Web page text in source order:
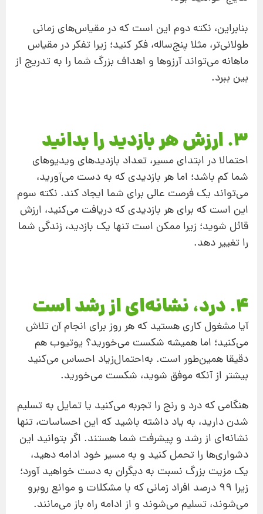
بنابراین، نکته دوم این است که در مقیاس‌های زمانی
طولانی‌تر، مثلا پنج‌ساله، فکر کنید؛ زیرا تفکر در مقیاس
ماهانه می‌تواند آرزوها و اهداف بزرگ شما را به تدریج از
بین ببرد.
3. ارزش هر بازدید را بدانید
احتمالا در ابتدای مسیر، تعداد بازدیدهای ویدیوهای
شما کم باشد؛ اما هر بازدیدی که به دست می‌آورید،
می‌تواند یک فرصت عالی برای شما ایجاد کند. نکته سوم
این است که برای هر بازدیدی که دریافت می‌کنید، ارزش
قائل شوید؛ زیرا ممکن است تنها یک بازدید، زندگی شما
را تغییر دهد.
4. درد، نشانه‌ای از رشد است
آیا مشغول کاری هستید که هر روز برای انجام آن تلاش
می‌کنید؛ اما همیشه شکست می‌خورید؟ یوتیوب هم
دقیقا همین‌طور است. به‌احتمال‌‌زیاد احساس می‌کنید
بیشتر از آنکه موفق شوید، شکست می‌خورید.
هنگامی که درد و رنج را تجربه می‌کنید یا تمایل به تسلیم
شدن دارید، به یاد داشته باشید که این احساسات، تنها
نشانه‌ای از رشد و پیشرفت شما هستند. اگر بتوانید این
دشواری‌ها را تحمل کنید و به مسیر خود ادامه دهید،
یک مزیت بزرگ نسبت به دیگران به دست خواهید آورد؛
زیرا ۹۹ درصد افراد زمانی که با مشکلات و موانع روبرو
می‌شوند، تسلیم می‌شوند و از ادامه راه باز می‌مانند.